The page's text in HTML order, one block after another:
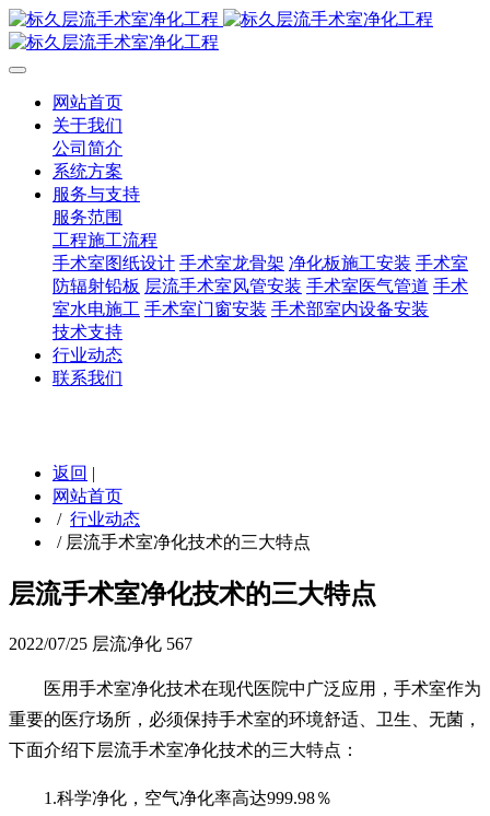
网站首页
关于我们
公司简介
系统方案
服务与支持
服务范围
工程施工流程
手术室图纸设计 手术室龙骨架 净化板施工安装 手术室
防辐射铅板 层流手术室风管安装 手术室医气管道 手术
室水电施工 手术室门窗安装 手术部室内设备安装
技术支持
行业动态
联系我们
返回 |
网站首页
/ 行业动态
/ 层流手术室净化技术的三大特点
层流手术室净化技术的三大特点
2022/07/25 层流净化 567
医用手术室净化技术在现代医院中广泛应用，手术室作为
重要的医疗场所，必须保持手术室的环境舒适、卫生、无菌，
下面介绍下层流手术室净化技术的三大特点：
1.科学净化，空气净化率高达999.98％